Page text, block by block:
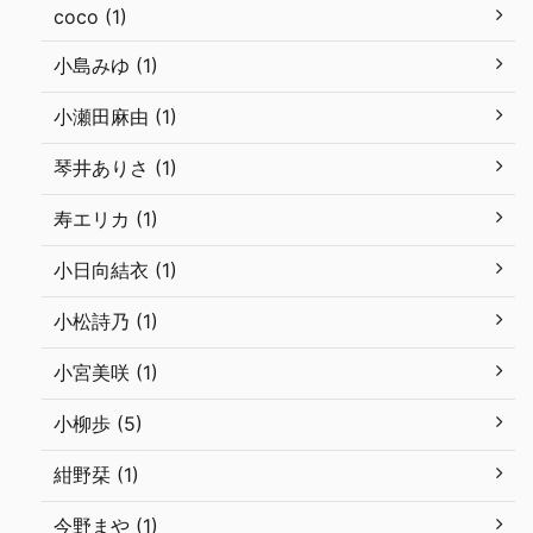
coco (1)
小島みゆ (1)
小瀬田麻由 (1)
琴井ありさ (1)
寿エリカ (1)
小日向結衣 (1)
小松詩乃 (1)
小宮美咲 (1)
小柳歩 (5)
紺野栞 (1)
今野まや (1)